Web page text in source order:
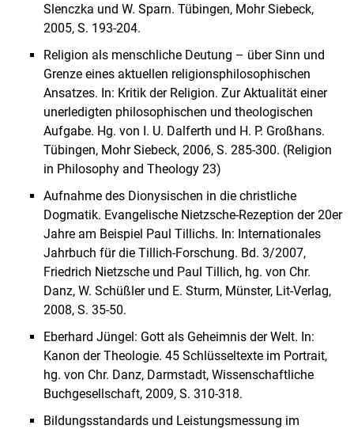
Slenczka und W. Sparn. Tübingen, Mohr Siebeck,
2005, S. 193-204.
Religion als menschliche Deutung – über Sinn und
Grenze eines aktuellen religionsphilosophischen
Ansatzes. In: Kritik der Religion. Zur Aktualität einer
unerledigten philosophischen und theologischen
Aufgabe. Hg. von I. U. Dalferth und H. P. Großhans.
Tübingen, Mohr Siebeck, 2006, S. 285-300. (Religion
in Philosophy and Theology 23)
Aufnahme des Dionysischen in die christliche
Dogmatik. Evangelische Nietzsche-Rezeption der 20er
Jahre am Beispiel Paul Tillichs. In: Internationales
Jahrbuch für die Tillich-Forschung. Bd. 3/2007,
Friedrich Nietzsche und Paul Tillich, hg. von Chr.
Danz, W. Schüßler und E. Sturm, Münster, Lit-Verlag,
2008, S. 35-50.
Eberhard Jüngel: Gott als Geheimnis der Welt. In:
Kanon der Theologie. 45 Schlüsseltexte im Portrait,
hg. von Chr. Danz, Darmstadt, Wissenschaftliche
Buchgesellschaft, 2009, S. 310-318.
Bildungsstandards und Leistungsmessung im